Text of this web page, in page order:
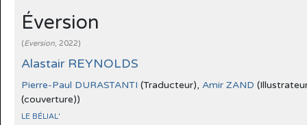
Éversion
(Eversion, 2022)
Alastair REYNOLDS
Pierre-Paul DURASTANTI (Traducteur), Amir ZAND
(couverture))
LE BÉLIAL'